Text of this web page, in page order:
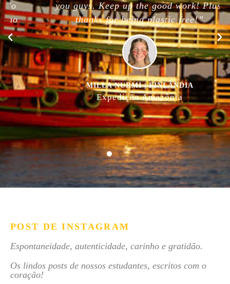
you guys. Keep up the good work! Plus,
thanks for being plastic free!”
MILLA NURMI | FINLÂNDIA
Expedição Amazônia
POST DE INSTAGRAM
Espontaneidade, autenticidade, carinho e gratidão.
Os lindos posts de nossos estudantes, escritos com o
coração!